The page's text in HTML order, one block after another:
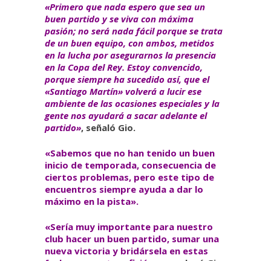
«Primero que nada espero que sea un
buen partido y se viva con máxima
pasión; no será nada fácil porque se trata
de un buen equipo, con ambos, metidos
en la lucha por asegurarnos la presencia
en la Copa del Rey. Estoy convencido,
porque siempre ha sucedido así, que el
«Santiago Martín» volverá a lucir ese
ambiente de las ocasiones especiales y la
gente nos ayudará a sacar adelante el
partido», señaló Gio.
«Sabemos que no han tenido un buen
inicio de temporada, consecuencia de
ciertos problemas, pero este tipo de
encuentros siempre ayuda a dar lo
máximo en la pista».
«Sería muy importante para nuestro
club hacer un buen partido, sumar una
nueva victoria y bridársela en estas